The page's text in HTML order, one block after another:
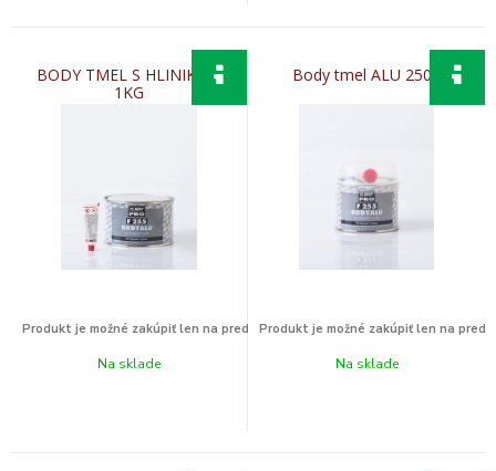
BODY TMEL S HLINIKOM
1KG
Na sklade
Body tmel ALU 250g
Na sklade